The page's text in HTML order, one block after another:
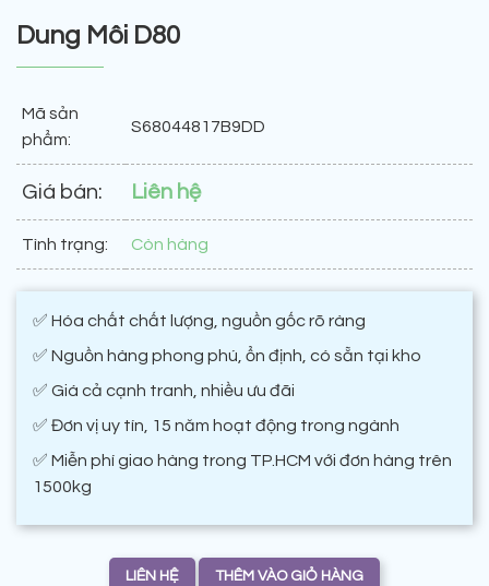
Dung Môi D80
Mã sản
phẩm:
S68044817B9DD
Giá bán: Liên hệ
Tình trạng: Còn hàng
✅ Hóa chất chất lượng, nguồn gốc rõ ràng
✅ Nguồn hàng phong phú, ổn định, có sẵn tại kho
✅ Giá cả cạnh tranh, nhiều ưu đãi
✅ Đơn vị uy tín, 15 năm hoạt động trong ngành
✅ Miễn phí giao hàng trong TP.HCM với đơn hàng trên
1500kg
LIÊN HỆ THÊM VÀO GIỎ HÀNG